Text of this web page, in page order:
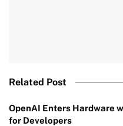
Related Post
OpenAI Enters Hardware
for Developers